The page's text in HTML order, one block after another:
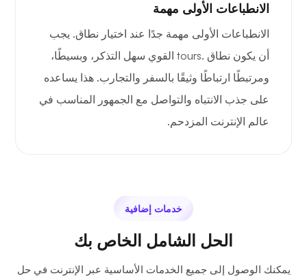
الانطباعات الأولى مهمة
الانطباعات الأولى مهمة جدًا عند اختيار نطاق. يجب
أن يكون نطاق .tours القوي سهل التذكر، وبسيطًا،
ومرتبطًا ارتباطًا وثيقًا بالسفر والتجارب. هذا يساعده
على جذب الانتباه والتواصل مع الجمهور المناسب في
عالم الإنترنت المزدحم.
خدمات إضافية
الحل الشامل الخاص بك
يمكنك الوصول إلى جميع الخدمات الأساسية عبر الإنترنت في حل